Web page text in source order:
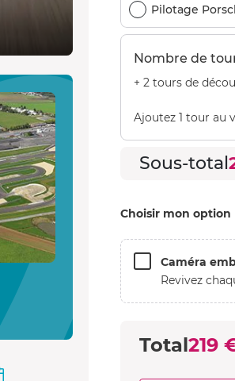
Pilotage
Nombre de
+ 2 tours de
Ajoutez 1 tour au
Sous-total
Choisir mon option
Caméra
Revivez
Total219